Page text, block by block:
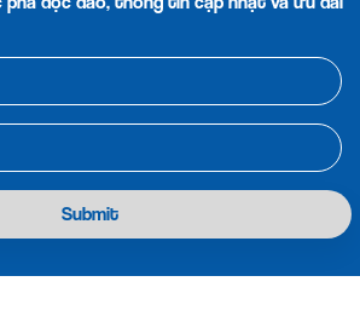
Submit